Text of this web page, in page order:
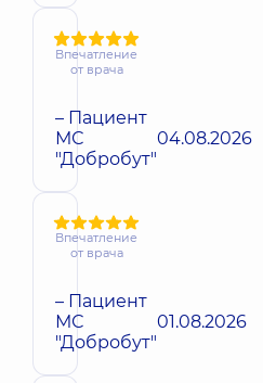
Впечатление
от врача
– Пациент
МС
"Добробут"
04.08.2026
Впечатление
от врача
– Пациент
МС
"Добробут"
01.08.2026